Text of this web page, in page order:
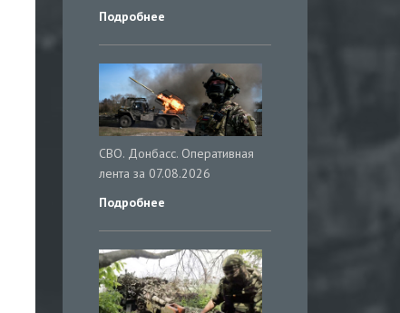
Подробнее
СВО. Донбасс. Оперативная
лента за 07.08.2026
Подробнее